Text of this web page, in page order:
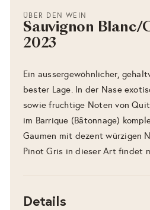
ÜBER DEN WEIN
Sauvignon Blanc/
2023
Ein aussergewöhnlicher,
bester Lage. In der Nase
sowie fruchtige Noten von
im Barrique (Bâtonnage)
Gaumen mit dezent würzigen
Pinot Gris in dieser Art findet
Details